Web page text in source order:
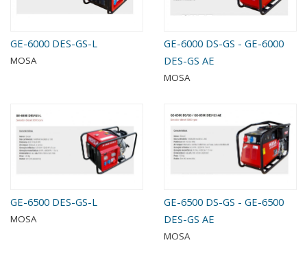
GE-6000 DES-GS-L
MOSA
GE-6000 DS-GS - GE-6000
DES-GS AE
MOSA
GE-6500 DES-GS-L
MOSA
GE-6500 DS-GS - GE-6500
DES-GS AE
MOSA